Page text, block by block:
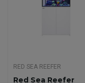
RED SEA REEFER
Red Sea Reefer